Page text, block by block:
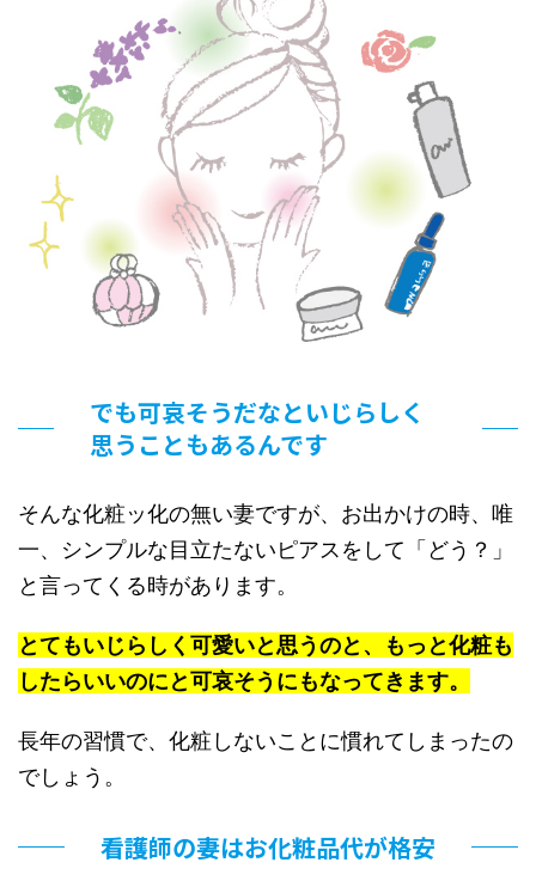
でも可哀そうだなといじらしく
思うこともあるんです
そんな化粧ッ化の無い妻ですが、お出かけの時、唯
一、シンプルな目立たないピアスをして「どう？」
と言ってくる時があります。
とてもいじらしく可愛いと思うのと、もっと化粧も
したらいいのにと可哀そうにもなってきます。
長年の習慣で、化粧しないことに慣れてしまったの
でしょう。
看護師の妻はお化粧品代が格安